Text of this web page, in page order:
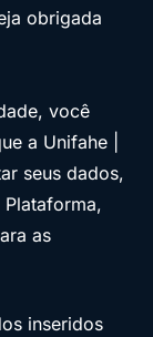
obrigada
você
a Unifahe |
seus dados,
as
inseridos